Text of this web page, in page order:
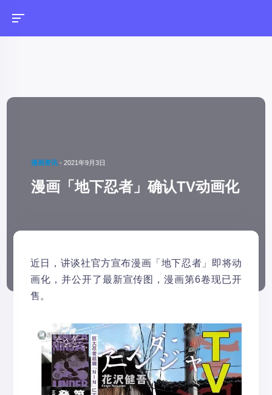
漫画资讯 -2021年9月3日
漫画「地下忍者」确认TV动画化
近日，讲谈社官方宣布漫画「地下忍者」即将动
画化，并公开了最新宣传图，漫画第6卷现已开
售。